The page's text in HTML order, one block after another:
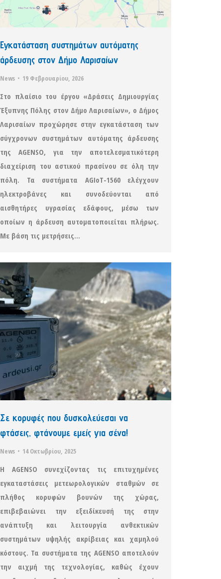
Εγκατάσταση συστημάτων αυτόματης
άρδευσης στον Δήμο Λαρισαίων
News 19 Φεβρουαρίου, 2026
Στο πλαίσιο του έργου «Δράσεις Δημιουργίας
Έξυπνης Πόλης στον Δήμο Λαρισαίων», ο Δήμος
Λαρισαίων προχώρησε στην εγκατάσταση των
σύγχρονων συστημάτων αυτόματης άρδευσης
της AGENSO, για την αποτελεσματικότερη
διαχείριση του αστικού πρασίνου σε όλη την
πόλη. Τα συστήματα AGIoT-1560 ελέγχουν
ηλεκτροβάνες και συνοδεύονται από
αισθητήρες υγρασίας εδάφους, μέσω των
οποίων η άρδευση αυτοματοποιείται πλήρως.
Με βάση τις μετρήσεις…
Σε κορυφές που δυσκολεύεσαι να
φτάσεις, φτάνουμε εμείς για σένα!
News 14 Οκτωβρίου, 2025
Η AGENSO συνεχίζοντας τις επιτυχημένες
εγκαταστάσεις μετεωρολογικών σταθμών σε
πλήθος κορυφών βουνών της χώρας,
επιβεβαιώνει την εξειδίκευσή της στην
ανάπτυξη και λειτουργία ανθεκτικών
συστημάτων υψηλής ακρίβειας και χαμηλού
κόστους. Τα συστήματα της AGENSO αποτελούν
την αιχμή της τεχνολογίας, καθώς έχουν